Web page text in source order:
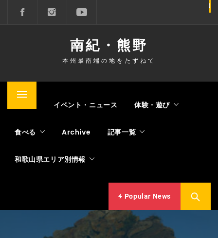
ス
ッ
南紀・熊野
本州最南端の地をたずねて
メ
メ
ュ
イベント・ニュース 体験・遊び
食べる Archive 記事一覧
和歌山県エリア別情報
Popular News